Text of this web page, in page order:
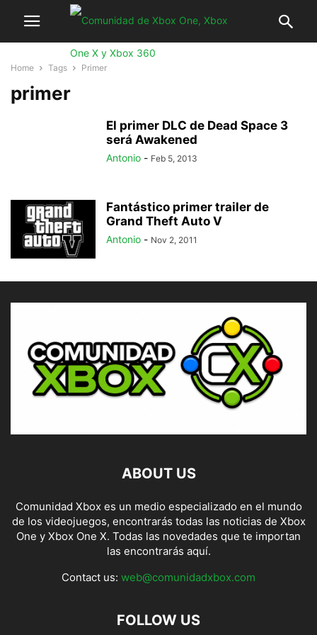
Home Tags Primer
primer
El primer DLC de Dead Space 3
será Awakened
Antonio - Feb 5, 2013
Fantástico primer trailer de
Grand Theft Auto V
Antonio - Nov 2, 2011
ABOUT US
Comunidad Xbox es un medio especializado en el mundo
de los videojuegos, encontrarás todas las noticias de Xbox
One y Xbox One X. Todas las novedades que te importan
las encontrarás aquí.
Contact us: web@comunidadxbox.com
FOLLOW US